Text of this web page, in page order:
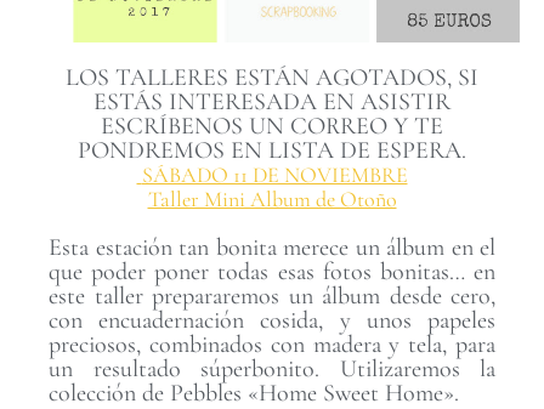
LOS TALLERES ESTÁN AGOTADOS, SI
ESTÁS INTERESADA EN ASISTIR
ESCRÍBENOS UN CORREO Y TE
PONDREMOS EN LISTA DE ESPERA.
SÁBADO 11 DE NOVIEMBRE
Taller Mini Album de Otoño
Esta estación tan bonita merece un álbum en el
que poder poner todas esas fotos bonitas… en
este taller prepararemos un álbum desde cero,
con encuadernación cosida, y unos papeles
preciosos, combinados con madera y tela, para
un resultado súperbonito. Utilizaremos la
colección de Pebbles «Home Sweet Home».